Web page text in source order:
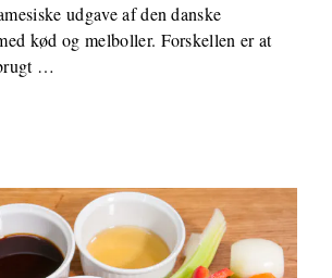
udgave af den danske
kød og melboller. Forskellen er at
…